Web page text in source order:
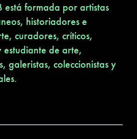
CRAC, Centro de Residencias de
Chile con motivo de Residencia.
Buenos Aires.
Europeen d`echanges
con motivo de la presentación
Brassens, Léognan, Francia.
está formada por artistas
historiadores e
curadores, críticos,
estudiante de arte,
galeristas, coleccionistas y